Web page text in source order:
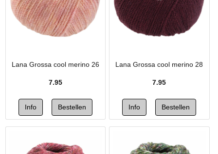
Lana Grossa cool merino 26
7.95
Lana Grossa cool merino 28
7.95